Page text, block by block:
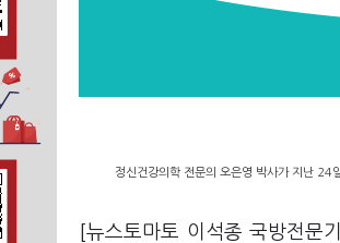
정신건강의학 전문의 오은영 박사가 지난 24
[뉴스토마토 이석종 국방전문